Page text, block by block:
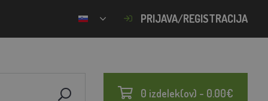
PRIJAVA/REGISTRACIJA
0 izdelek(ov) - 0.00€